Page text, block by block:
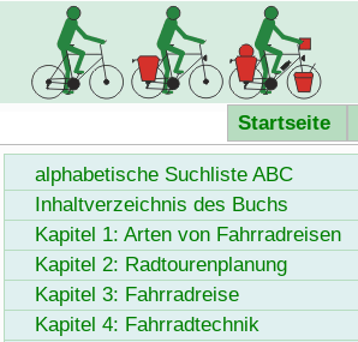
Startseite
alphabetische Suchliste ABC
Inhaltverzeichnis des Buchs
Kapitel 1: Arten von Fahrradreisen
Kapitel 2: Radtourenplanung
Kapitel 3: Fahrradreise
Kapitel 4: Fahrradtechnik